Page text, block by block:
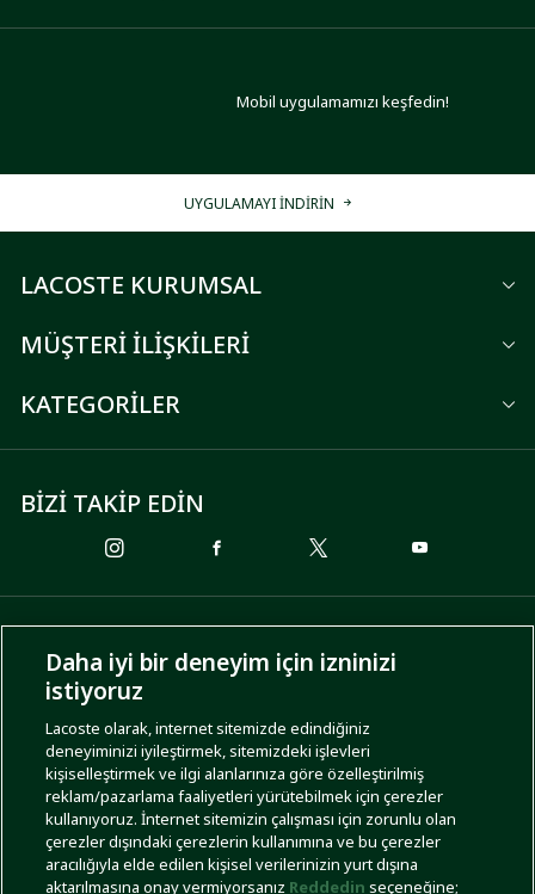
Mobil uygulamamızı keşfedin!
UYGULAMAYI İNDİRİN
LACOSTE KURUMSAL
MÜŞTERİ İLİŞKİLERİ
KATEGORİLER
BİZİ TAKİP EDİN
ÖDEME SEÇENEKLERİ
KARGO SEÇENEKLERİ
Daha iyi bir deneyim için izninizi
istiyoruz
Lacoste olarak, internet sitemizde edindiğiniz
deneyiminizi iyileştirmek, sitemizdeki işlevleri
kişiselleştirmek ve ilgi alanlarınıza göre özelleştirilmiş
reklam/pazarlama faaliyetleri yürütebilmek için çerezler
kullanıyoruz. İnternet sitemizin çalışması için zorunlu olan
çerezler dışındaki çerezlerin kullanımına ve bu çerezler
aracılığıyla elde edilen kişisel verilerinizin yurt dışına
aktarılmasına onay vermiyorsanız Reddedin seçeneğine;